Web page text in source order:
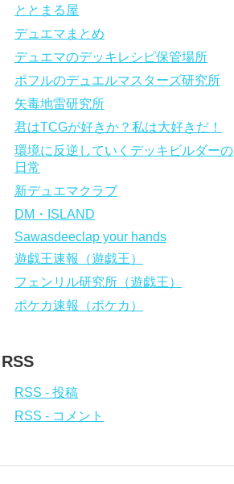
ととまる屋
デュエマまとめ
デュエマのデッキレシピ保管場所
ポフルのデュエルマスターズ研究所
矢毒地雷研究所
君はTCGが好きか？私は大好きだ！
環境に反逆していくデッキビルダーの
日常
新デュエマクラブ
DM・ISLAND
Sawasdeeclap your hands
遊戯王速報（遊戯王）
フェンリル研究所（遊戯王）
ポケカ速報（ポケカ）
RSS
RSS - 投稿
RSS - コメント